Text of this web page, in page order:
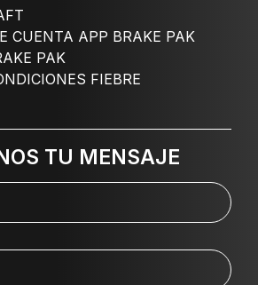
CUENTA APP BRAKE PAK
PAK
FIEBRE
TU MENSAJE